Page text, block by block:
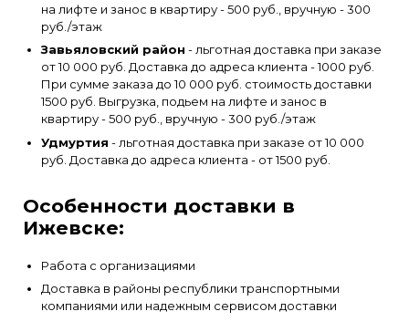
на лифте и занос в квартиру - 500 руб., вручную - 300
руб./этаж
Завьяловский район - льготная доставка при заказе
от 10 000 руб. Доставка до адреса клиента - 1000 руб.
При сумме заказа до 10 000 руб. стоимость доставки
1500 руб. Выгрузка, подьем на лифте и занос в
квартиру - 500 руб., вручную - 300 руб./этаж
Удмуртия - льготная доставка при заказе от 10 000
руб. Доставка до адреса клиента - от 1500 руб.
Особенности доставки в
Ижевске:
Работа с организациями
Доставка в районы республики транспортными
компаниями или надежным сервисом доставки